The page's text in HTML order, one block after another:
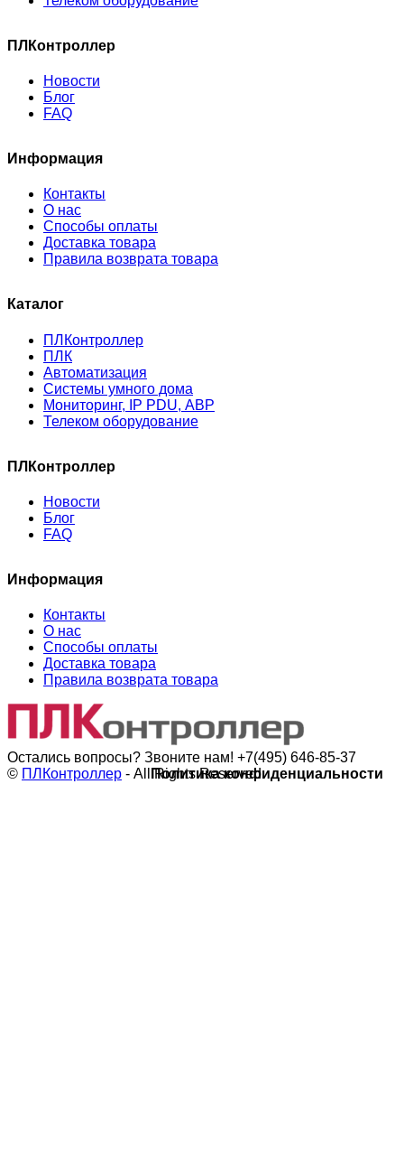
ПЛКонтроллер
Новости
Блог
FAQ
Информация
Контакты
О нас
Способы оплаты
Доставка товара
Правила возврата товара
Каталог
ПЛКонтроллер
ПЛК
Автоматизация
Системы умного дома
Мониторинг, IP PDU, АВР
Телеком оборудование
ПЛКонтроллер
Новости
Блог
FAQ
Информация
Контакты
О нас
Способы оплаты
Доставка товара
Правила возврата товара
Остались вопросы? Звоните нам! +7(495) 646-85-37
© ПЛКонтроллер - All Rights Reserved
Политика конфиденциальности